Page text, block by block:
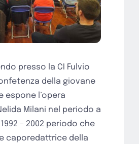
presso la CI Fulvio
della giovane
espone l’opera
Milani nel periodo a
– 2002 periodo che
caporedattrice della